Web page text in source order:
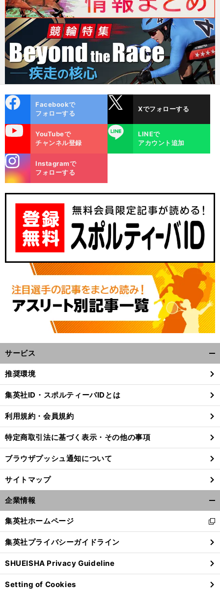
ok
Facebookで
フォローする
Xでフォローする
YouTubeで
チャンネル登録
LINE
LINEで
アカウント追加
m
Instagramで
フォローする
サービス
閉
る
推奨環境
集英社ID・スポルティーバIDとは
利用規約・会員規約
特定商取引法に基づく表示・その他の事項
ブラウザプッシュ通知について
サイトマップ
企業情報
閉
る
集英社ホームページ
新
し
い
ウ
ィ
ン
ド
集英社プライバシーガイドライン
SHUEISHA Privacy Guideline
Setting of Cookies